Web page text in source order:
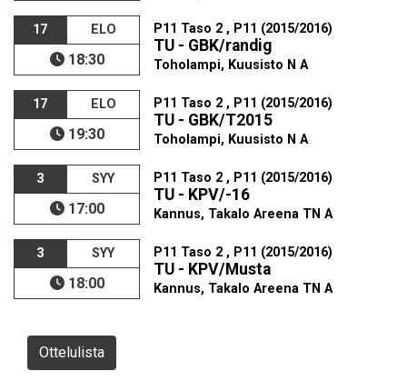
17 ELO
18:30
P11 Taso 2 , P11 (2015/2016)
TU - GBK/randig
Toholampi, Kuusisto N A
17 ELO
19:30
P11 Taso 2 , P11 (2015/2016)
TU - GBK/T2015
Toholampi, Kuusisto N A
3 SYY
17:00
P11 Taso 2 , P11 (2015/2016)
TU - KPV/-16
Kannus, Takalo Areena TN A
3 SYY
18:00
P11 Taso 2 , P11 (2015/2016)
TU - KPV/Musta
Kannus, Takalo Areena TN A
Ottelulista